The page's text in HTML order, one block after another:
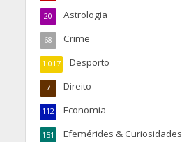
Astrologia
20
Crime
68
Desporto
1.017
Direito
7
Economia
112
Efemérides & Curiosidades
151